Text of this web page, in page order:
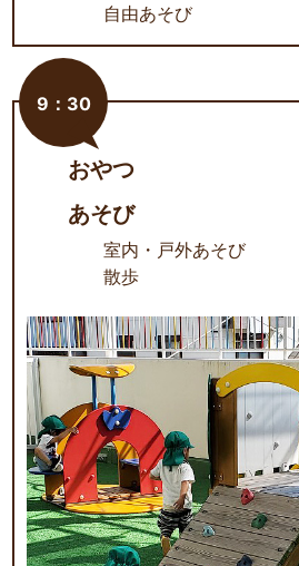
自由あそび
9：30
おやつ
あそび
室内・戸外あそび
散歩